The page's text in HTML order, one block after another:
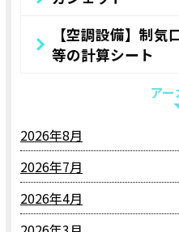
【空調設備】制
等の計算シート
ア
2026年8月
2026年7月
2026年4月